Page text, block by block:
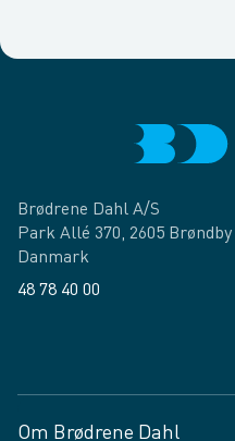
Brødrene Dahl A/S
Park Allé 370, 2605 Brøndby
Danmark
48 78 40 00
Om Brødrene Dahl